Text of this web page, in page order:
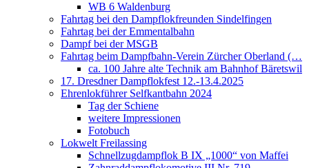
WB 6 Waldenburg
Fahrtag bei den Dampflokfreunden Sindelfingen
Fahrtag bei der Emmentalbahn
Dampf bei der MSGB
Fahrtag beim Dampfbahn-Verein Zürcher Oberland (…
ca. 100 Jahre alte Technik am Bahnhof Bäretswil
17. Dresdner Dampflokfest 12.-13.4.2025
Ehrenlokführer Selfkantbahn 2024
Tag der Schiene
weitere Impressionen
Fotobuch
Lokwelt Freilassing
Schnellzugdampflok B IX „1000“ von Maffei